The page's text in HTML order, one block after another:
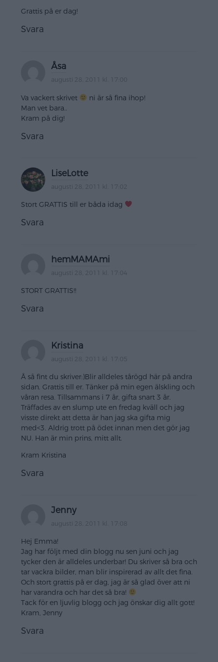
Grattis på er dag!
Svara
Åsa
augusti 28, 2011 kl. 17:00
Va vackert skrivet
ni är så fina ihop!
Man vet bara..
Kram på dig!
Svara
LiseLotte
augusti 28, 2011 kl. 17:02
Stort GRATTIS till er båda idag
Svara
hemMAMAmi
augusti 28, 2011 kl. 17:04
STORT GRATTIS!!
Svara
Kristina
augusti 28, 2011 kl. 17:05
Å så fint du skriver:)Blir alldeles tårögd här på andra
sidan. Grattis till er. Tänker på min egen älskling och
våran resa. Tillsammans i 7 år, gifta snart 3 år.
Träffades av en slump ute en fredag kväll och jag
visste direkt att detta är han jag ska gifta mig
med<3. Aldrig trott på ödet innan men det gör jag
NU. Han är min prins, mitt allt.
Kram Kristina
Svara
Jenny
augusti 28, 2011 kl. 17:08
Hej Emma!
Jag har följt med din blogg nu sen juni och jag
tycker den är alldeles underbar! Du skriver så bra och
tar vackra bilder, man blir inspirerad av allt det fina.
Och stort grattis på er dag, jag är så glad över att ni
har varandra och har det så bra!
Tack för en ljuvlig blogg och jag önskar dig allt gott!
Kram, Jenny
Svara